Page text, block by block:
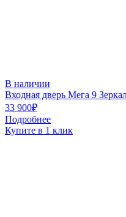
В наличии
Входная дверь Мега 9
33 900₽
Подробнее
Купите в 1 клик